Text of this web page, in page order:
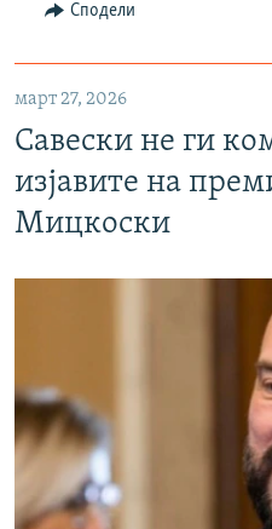
Сподели
март 27, 2026
Савески не ги
изјавите на
Мицкоски